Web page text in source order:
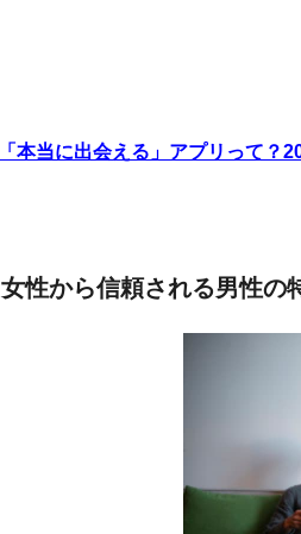
「本当に出会える」アプリって？
女性から信頼される男性の